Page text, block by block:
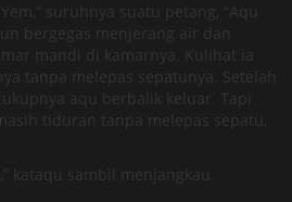
suruhnya suatu petang, “Aqu
bergegas menjerang air dan
mandi di kamarnya. Kulihat ia
tanpa melepas sepatunya. Setelah
aqu berbalik keluar. Tapi
tiduran tanpa melepas sepatu,
kataqu sambil menjangkau